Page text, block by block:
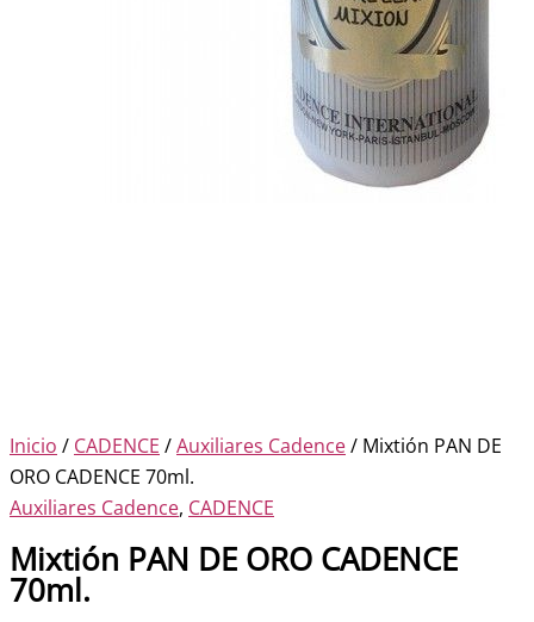
Inicio / CADENCE /Auxiliares Cadence/ Mixtión PAN DE
ORO CADENCE 70ml.
Auxiliares Cadence, CADENCE
Mixtión PAN DE ORO CADENCE
70ml.